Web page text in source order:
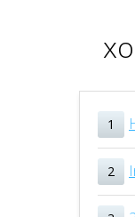
1
2